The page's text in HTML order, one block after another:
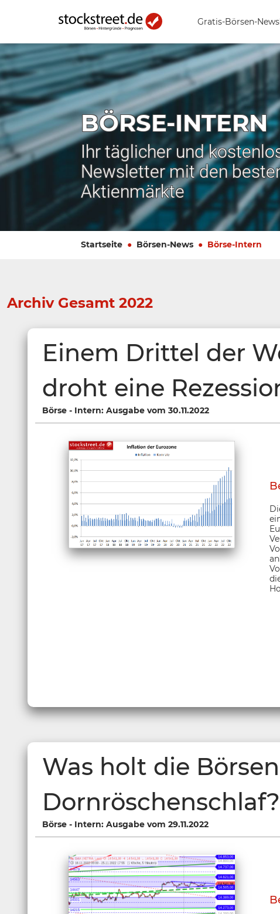
Gratis-Börsen-
BÖRSE-INTERN
Ihr täglicher und
Newsletter mit den
Aktienmärkte
Startseite Börsen-News Börse-Intern
Archiv Gesamt 2022
Einem Drittel der
droht eine
Börse - Intern: Ausgabe vom 30.11.2022
Was holt die
Dornröschenschlaf?
Börse - Intern: Ausgabe vom 29.11.2022